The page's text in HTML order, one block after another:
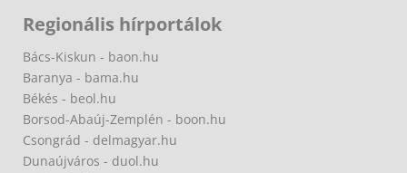
Regionális hírportálok
Bács-Kiskun - baon.hu
Baranya - bama.hu
Békés - beol.hu
Borsod-Abaúj-Zemplén - boon.hu
Csongrád - delmagyar.hu
Dunaújváros - duol.hu